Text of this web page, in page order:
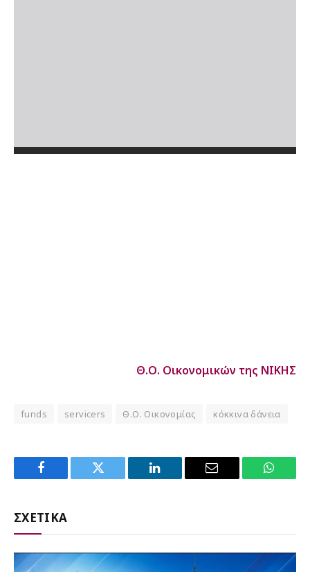
Θ.Ο. Οικονομικών της ΝΙΚΗΣ
funds servicers Θ.Ο. Οικονομίας κόκκινα δάνεια
Facebook Twitter LinkedIn Email
ΣΧΕΤΙΚΑ